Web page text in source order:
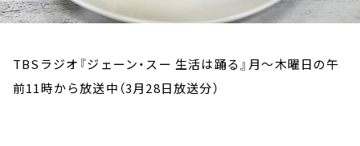
TBSラジオ『ジェーン・スー 生活は踊る』月～木曜日の午
前11時から放送中（3月28日放送分）